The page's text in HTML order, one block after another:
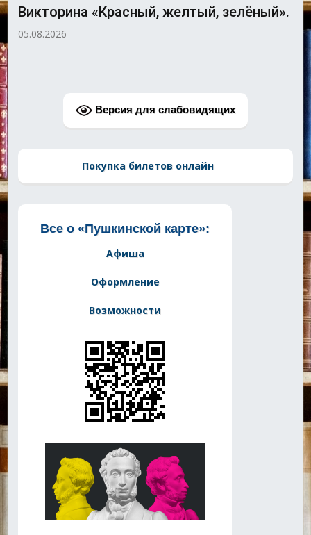
Викторина «Красный, желтый, зелёный».
05.08.2026
Версия для слабовидящих
Покупка билетов онлайн
Все о «Пушкинской карте»:
Афиша
Оформление
Возможности